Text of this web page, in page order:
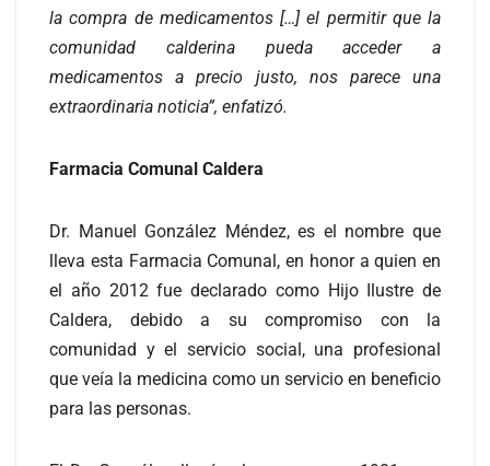
la compra de medicamentos […] el permitir que la
comunidad calderina pueda acceder a
medicamentos a precio justo, nos parece una
extraordinaria noticia”, enfatizó.
Farmacia Comunal Caldera
Dr. Manuel González Méndez, es el nombre que
lleva esta Farmacia Comunal, en honor a quien en
el año 2012 fue declarado como Hijo Ilustre de
Caldera, debido a su compromiso con la
comunidad y el servicio social, una profesional
que veía la medicina como un servicio en beneficio
para las personas.